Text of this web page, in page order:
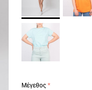
Μέγεθος